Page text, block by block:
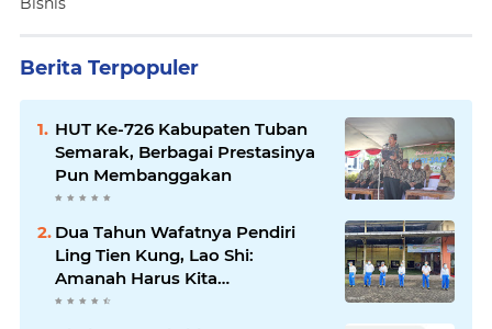
Berita Terpopuler
HUT Ke-726 Kabupaten Tuban
Semarak, Berbagai Prestasinya
Pun Membanggakan
Dua Tahun Wafatnya Pendiri
Ling Tien Kung, Lao Shi:
Amanah Harus Kita
Laksanakan!